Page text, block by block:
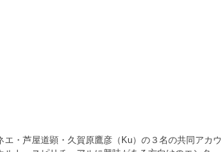
エ・芦屋道顕・久賀原鷹彦（Ku）の３名の共同アカウ